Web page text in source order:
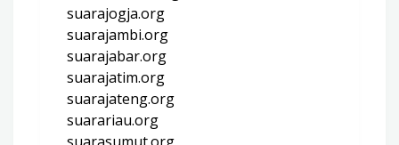
suarajogja.org
suarajambi.org
suarajabar.org
suarajatim.org
suarajateng.org
suarariau.org